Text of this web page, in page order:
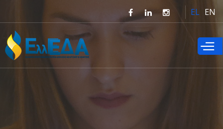
προς το
κυρίως
περιεχόμενο
EL EN